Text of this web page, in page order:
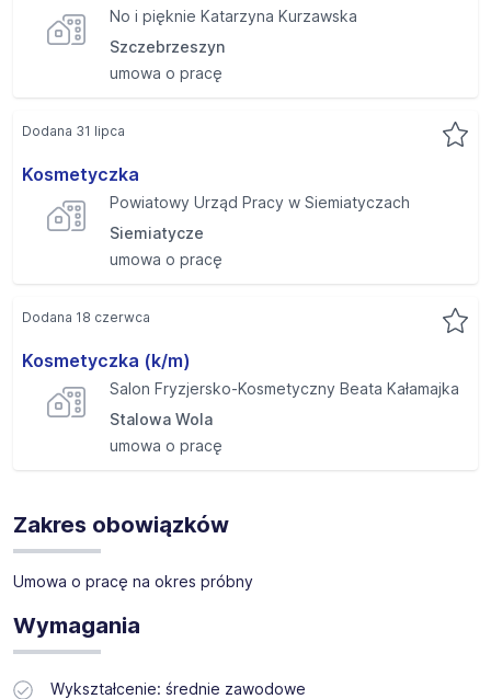
No i pięknie Katarzyna Kurzawska
Szczebrzeszyn
umowa o pracę
Kosmetyczka
Powiatowy Urząd Pracy w Siemiatyczach
Siemiatycze
umowa o pracę
Dodana 31 lipca
Kosmetyczka (k/m)
Salon Fryzjersko-Kosmetyczny Beata Kałamajka
Stalowa Wola
umowa o pracę
Dodana 18 czerwca
Zakres obowiązków
Umowa o pracę na okres próbny
Wymagania
Wykształcenie: średnie zawodowe